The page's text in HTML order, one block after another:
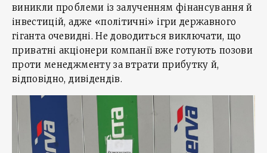
виникли проблеми із залученням фінансування й
інвестицій, адже «політичні» ігри державного
гіганта очевидні. Не доводиться виключати, що
приватні акціонери компанії вже готують позови
проти менеджменту за втрати прибутку й,
відповідно, дивідендів.